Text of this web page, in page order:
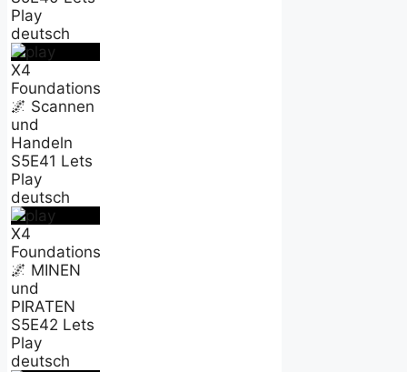
Play
deutsch
X4
Foundations
🌌 Scannen
und
Handeln
S5E41 Lets
Play
deutsch
X4
Foundations
🌌 MINEN
und
PIRATEN
S5E42 Lets
Play
deutsch